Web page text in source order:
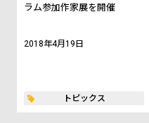
ラム参加作家展を開催
2018年4月19日
トピックス